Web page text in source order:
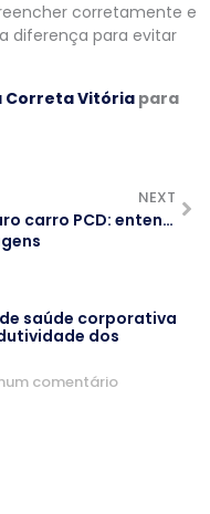
corretamente e
diferença para evitar
Correta Vitória para
NEXT
Seguro carro PCD: entenda seus direitos e proteja seu veículo adaptado
saúde corporativa
dos
comentário